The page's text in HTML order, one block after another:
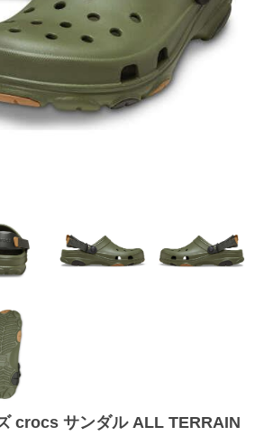
crocs サンダル ALL TERRAIN